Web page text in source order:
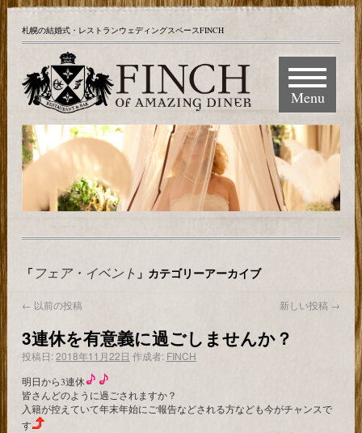
札幌の結婚式・レストランウェディングスペースFINCH
Menu
「フェア・イベント 」カテゴリーアーカイブ
← 以前の投稿 新しい投稿 →
3連休を有意義に過ごしませんか？
投稿日:2018年11月22日 作成者: FINCH
明日から3連休
皆さんどのように過ごされますか？
入籍が控えていて年末年始にご報告などされる方なども今がチャンスで
す